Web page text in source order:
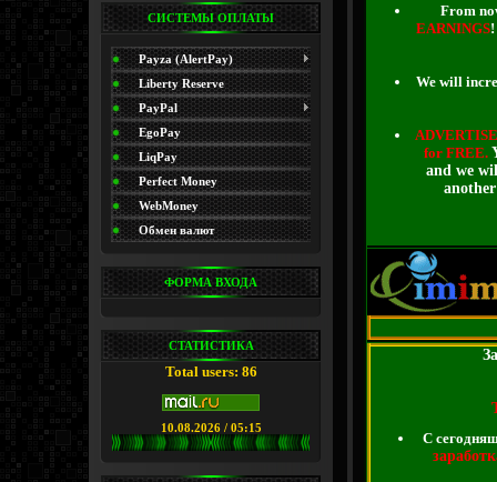
СИСТЕМЫ ОПЛАТЫ
Payza (AlertPay)
Liberty Reserve
PayPal
EgoPay
LiqPay
Perfect Money
WebMoney
Обмен валют
ФОРМА ВХОДА
СТАТИСТИКА
Total users: 86
10.08.2026 / 05:15
From
EARNINGS!
We will
for FREE.
and we
С